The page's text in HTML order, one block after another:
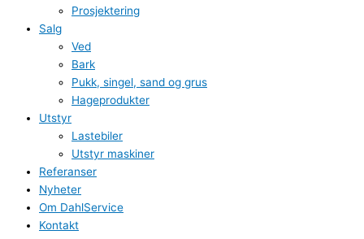
Prosjektering
Salg
Ved
Bark
Pukk, singel, sand og grus
Hageprodukter
Utstyr
Lastebiler
Utstyr maskiner
Referanser
Nyheter
Om DahlService
Kontakt